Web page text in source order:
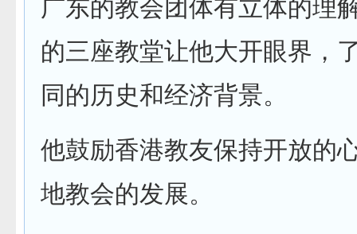
广东的教会团体有立体的理
的三座教堂让他大开眼界，
同的历史和经济背景。
他鼓励香港教友保持开放的
地教会的发展。